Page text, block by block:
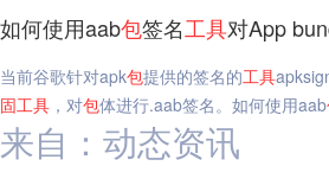
如何使用aab包签名工具对App
当前谷歌针对apk包提供的签名的工具
固工具 ，对包体进行.aab签名。如何使用aab
来自：动态资讯